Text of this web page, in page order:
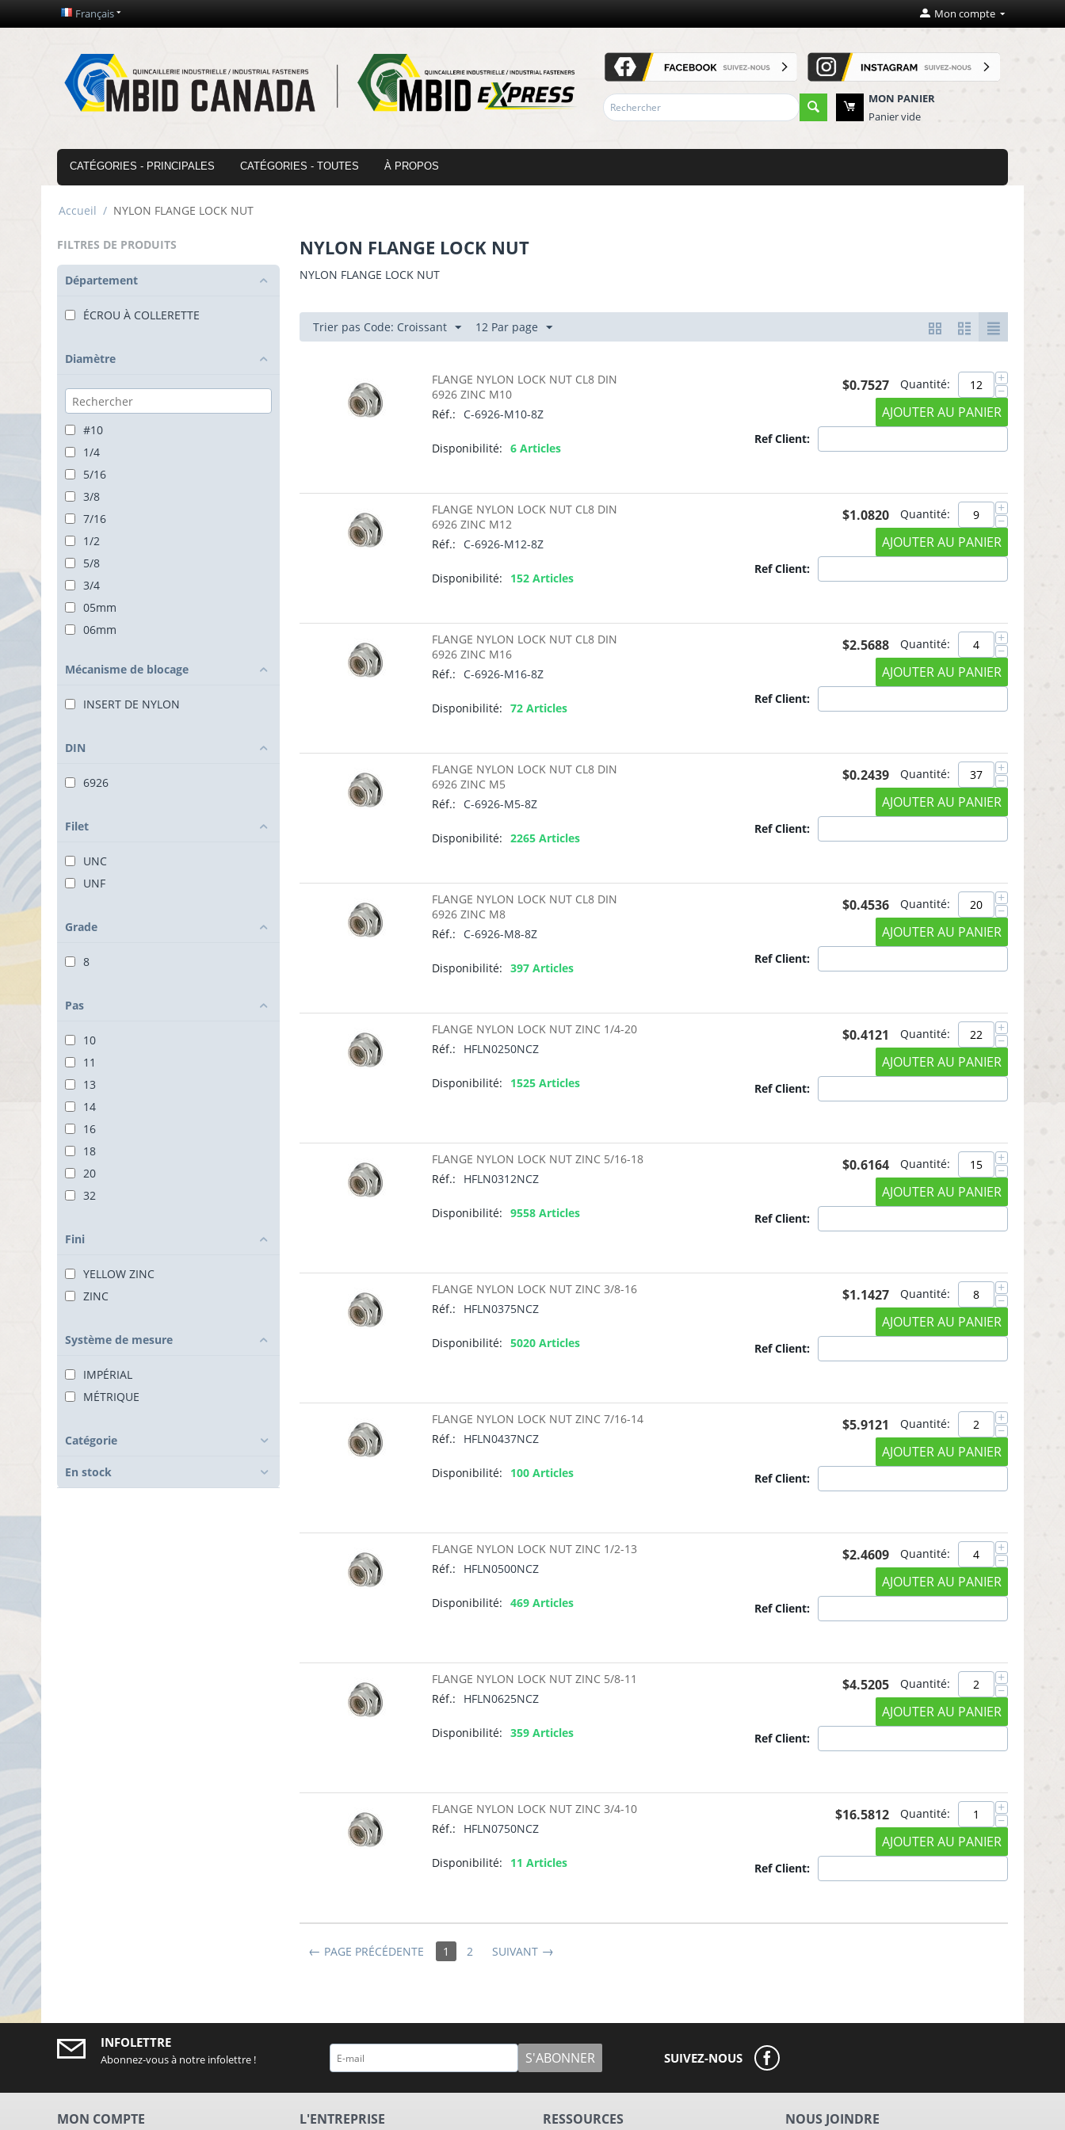
Français Mon compte
MON PANIER
Panier vide
CATÉGORIES - PRINCIPALES CATÉGORIES - TOUTES À PROPOS
Accueil / NYLON FLANGE LOCK NUT
FILTRES DE PRODUITS
Département
ÉCROU À COLLERETTE
Diamètre
#10
1/4
5/16
3/8
7/16
1/2
5/8
3/4
05mm
06mm
10mm
20mm
Mécanisme de blocage
INSERT DE NYLON
DIN
6926
Filet
UNC
UNF
Grade
8
Pas
10
11
13
14
16
18
20
32
Fini
YELLOW ZINC
ZINC
Système de mesure
IMPÉRIAL
MÉTRIQUE
Catégorie
En stock
NYLON FLANGE LOCK NUT
NYLON FLANGE LOCK NUT
Trier pas Code: Croissant 12 Par page
FLANGE NYLON LOCK NUT CL8 DIN
6926 ZINC M10
Réf.:
C-6926-M10-8Z
Disponibilité: 6 Articles
$0.7527 Quantité: +
−
AJOUTER AU PANIER
Ref Client:
FLANGE NYLON LOCK NUT CL8 DIN
6926 ZINC M12
Réf.:
C-6926-M12-8Z
Disponibilité: 152 Articles
$1.0820 Quantité: +
−
AJOUTER AU PANIER
Ref Client:
FLANGE NYLON LOCK NUT CL8 DIN
6926 ZINC M16
Réf.:
C-6926-M16-8Z
Disponibilité: 72 Articles
$2.5688 Quantité: +
−
AJOUTER AU PANIER
Ref Client:
FLANGE NYLON LOCK NUT CL8 DIN
6926 ZINC M5
Réf.:
C-6926-M5-8Z
Disponibilité: 2265 Articles
$0.2439 Quantité: +
−
AJOUTER AU PANIER
Ref Client:
FLANGE NYLON LOCK NUT CL8 DIN
6926 ZINC M8
Réf.:
C-6926-M8-8Z
Disponibilité: 397 Articles
$0.4536 Quantité: +
−
AJOUTER AU PANIER
Ref Client:
FLANGE NYLON LOCK NUT ZINC 1/4-20
Réf.:
HFLN0250NCZ
Disponibilité: 1525 Articles
$0.4121 Quantité: +
−
AJOUTER AU PANIER
Ref Client:
FLANGE NYLON LOCK NUT ZINC 5/16-18
Réf.:
HFLN0312NCZ
Disponibilité: 9558 Articles
$0.6164 Quantité: +
−
AJOUTER AU PANIER
Ref Client:
FLANGE NYLON LOCK NUT ZINC 3/8-16
Réf.:
HFLN0375NCZ
Disponibilité: 5020 Articles
$1.1427 Quantité: +
−
AJOUTER AU PANIER
Ref Client:
FLANGE NYLON LOCK NUT ZINC 7/16-14
Réf.:
HFLN0437NCZ
Disponibilité: 100 Articles
$5.9121 Quantité: +
−
AJOUTER AU PANIER
Ref Client:
FLANGE NYLON LOCK NUT ZINC 1/2-13
Réf.:
HFLN0500NCZ
Disponibilité: 469 Articles
$2.4609 Quantité: +
−
AJOUTER AU PANIER
Ref Client:
FLANGE NYLON LOCK NUT ZINC 5/8-11
Réf.:
HFLN0625NCZ
Disponibilité: 359 Articles
$4.5205 Quantité: +
−
AJOUTER AU PANIER
Ref Client:
FLANGE NYLON LOCK NUT ZINC 3/4-10
Réf.:
HFLN0750NCZ
Disponibilité: 11 Articles
$16.5812 Quantité: +
−
AJOUTER AU PANIER
Ref Client:
PAGE PRÉCÉDENTE 1 2 SUIVANT
INFOLETTRE
Abonnez-vous à notre infolettre ! S'ABONNER SUIVEZ-NOUS
MON COMPTE L'ENTREPRISE RESSOURCES NOUS JOINDRE